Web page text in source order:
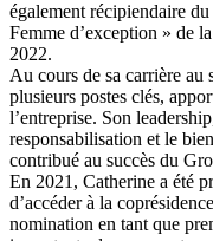
également récipiendaire
Femme d’exception » de
2022.
Au cours de sa carrière au
plusieurs postes clés,
l’entreprise. Son
responsabilisation et le
contribué au succès du
En 2021, Catherine a été
d’accéder à la
nomination en tant que